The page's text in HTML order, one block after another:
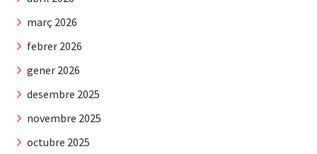
març 2026
febrer 2026
gener 2026
desembre 2025
novembre 2025
octubre 2025